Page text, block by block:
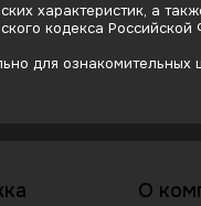
характеристик, а
кодекса
для
О